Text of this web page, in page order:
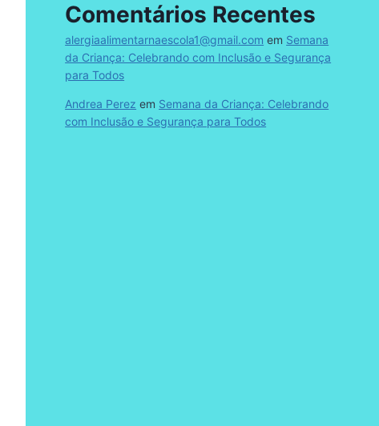
Comentários Recentes
alergiaalimentarnaescola1@gmail.com em Semana
da Criança: Celebrando com Inclusão e Segurança
para Todos
Andrea Perez em Semana da Criança: Celebrando
com Inclusão e Segurança para Todos